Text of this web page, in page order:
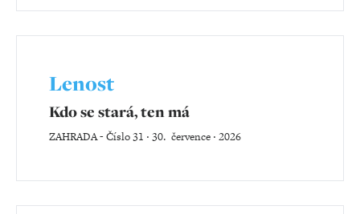
Lenost
Kdo se stará, ten má
ZAHRADA-Číslo 31 ‧ 30. července ‧ 2026